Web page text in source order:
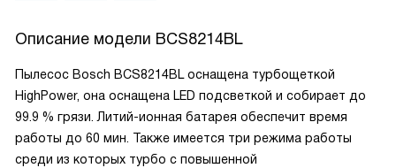
Описание модели BCS8214BL
Пылесос Bosch BCS8214BL оснащена турбощеткой
HighPower, она оснащена LED подсветкой и собирает до
99.9 % грязи. Литий-ионная батарея обеспечит время
работы до 60 мин. Также имеется три режима работы
среди из которых турбо с повышенной